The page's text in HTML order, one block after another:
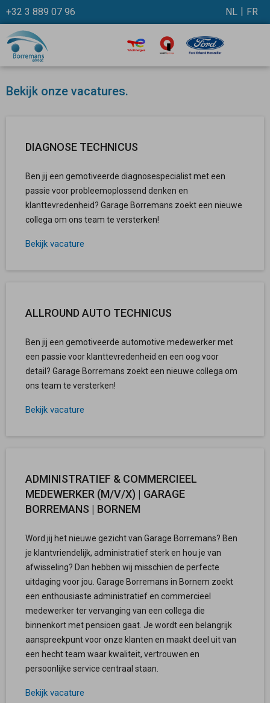
+32 3 889 07 96 NL FR
Bekijk onze vacatures.
DIAGNOSE TECHNICUS
Ben jij een gemotiveerde diagnosespecialist met een
passie voor probleemoplossend denken en
klanttevredenheid? Garage Borremans zoekt een nieuwe
collega om ons team te versterken!
Bekijk vacature
ALLROUND AUTO TECHNICUS
Ben jij een gemotiveerde automotive medewerker met
een passie voor klanttevredenheid en een oog voor
detail? Garage Borremans zoekt een nieuwe collega om
ons team te versterken!
Bekijk vacature
ADMINISTRATIEF & COMMERCIEEL
MEDEWERKER (M/V/X) | GARAGE
BORREMANS | BORNEM
Word jij het nieuwe gezicht van Garage Borremans? Ben
je klantvriendelijk, administratief sterk en hou je van
afwisseling? Dan hebben wij misschien de perfecte
uitdaging voor jou. Garage Borremans in Bornem zoekt
een enthousiaste administratief en commercieel
medewerker ter vervanging van een collega die
binnenkort met pensioen gaat. Je wordt een belangrijk
aanspreekpunt voor onze klanten en maakt deel uit van
een hecht team waar kwaliteit, vertrouwen en
persoonlijke service centraal staan.
Bekijk vacature